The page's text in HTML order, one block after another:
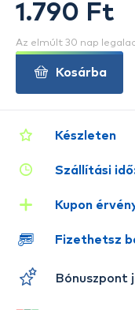
Készleten
Szállítási
Kupon
Fizethetsz
Bónuszpont
1.790 Ft
Az elmúlt 30 nap
Kosárba